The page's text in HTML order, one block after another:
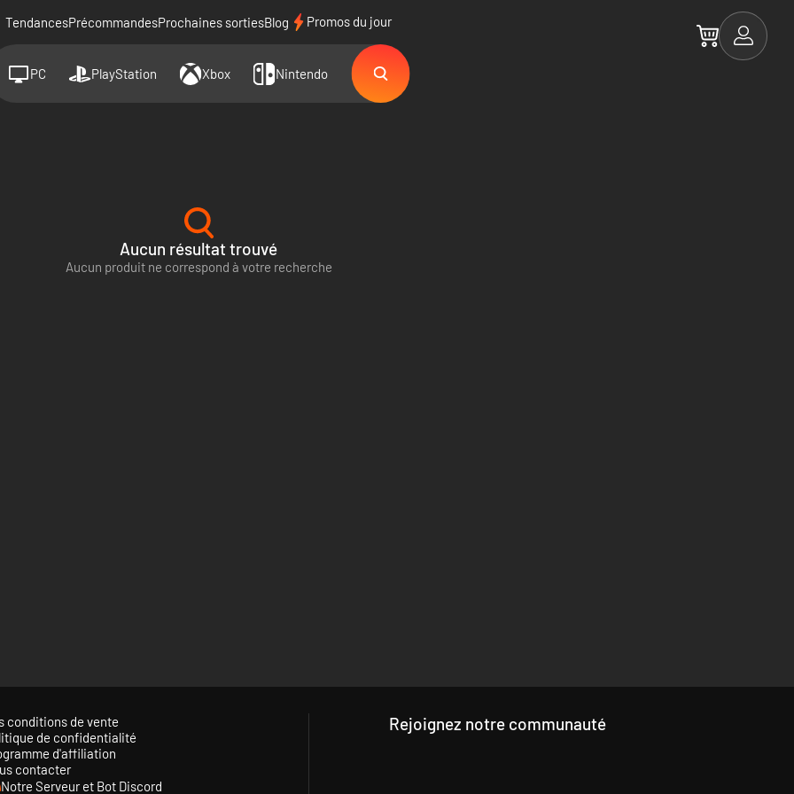
TendancesPrécommandesProchaines sortiesBlog Promos du jour
PC PlayStation Xbox Nintendo
Aucun résultat trouvé
Aucun produit ne correspond à votre recherche
conditions de vente
de confidentialité
d'affiliation
contacter
Notre Serveur et Bot Discord
Rejoignez notre communauté